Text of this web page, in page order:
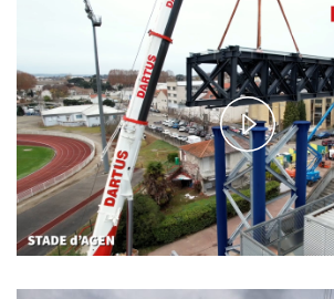
Play
Video